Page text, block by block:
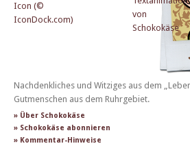
Nachdenkliches und Witziges aus dem
Gutmenschen aus dem Ruhrgebiet.
» Über Schokokäse
» Schokokäse abonnieren
» Kommentar-Hinweise